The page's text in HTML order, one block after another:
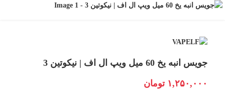
جویس انبه یخ 60 میل ویپ ال اف | نیکوتین 3
۱,۲۵۰,۰۰۰ تومان